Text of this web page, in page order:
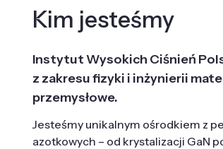
Kim jesteśmy
Instytut Wysokich Ciśnień
z zakresu fizyki i inżynierii
przemysłowe.
Jesteśmy unikalnym ośrodkiem z
azotkowych – od krystalizacji GaN